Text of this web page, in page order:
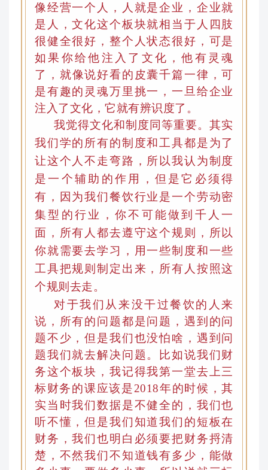
像经营一个人
，
人就是企业，企业就
是人，文化这个板块就相当于人四肢
很健全很好，整个人状态很好，可是
如果你给他注入了文化，他有灵魂
了
， 就像说好看的皮囊千篇一律，可
是有趣的灵魂万里挑一 ，一旦给企业
注入了文化，它就有辨识度了 。
我觉得文化和制度同等重要。其实
我们学的所有的制度和工具都是为了
让这个人不走弯路，所以我认为制度
是一个辅助的作用，但是它必须得
有，因为我们餐饮行业是一个劳动密
集型的行业，你不可能做到千人一
面，所有人都去遵守这个规则，所以
你就需要去学习
， 用一些制度和一些
工具把规则制定出来，所有人按照这
个规则去走。
对于我们从来没干过餐饮的人来
说，所有的问题都是问题 ， 遇到的问
题不少，但是我们也没怕啥，遇到问
题我们就去解决问题。比如说我们财
务这个板块，我记得我第一堂去上三
标财务的课应该是2018年的时候，其
实当时我们数据是不健全的，我们也
听不懂，但是我们知道我们的短板在
财务，我们也明白必须要把财务捋清
楚，不然我们不知道钱有多少，能做